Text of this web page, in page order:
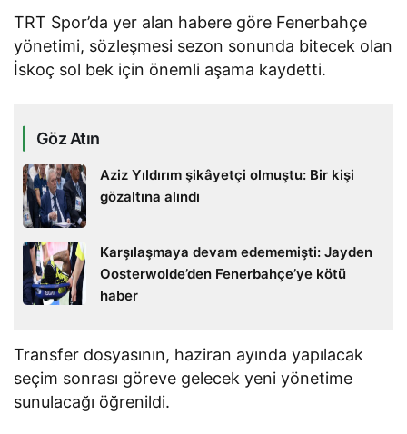
TRT Spor’da yer alan habere göre Fenerbahçe
yönetimi, sözleşmesi sezon sonunda bitecek olan
İskoç sol bek için önemli aşama kaydetti.
Göz Atın
Aziz Yıldırım şikâyetçi olmuştu: Bir kişi
gözaltına alındı
Karşılaşmaya devam edememişti: Jayden
Oosterwolde’den Fenerbahçe’ye kötü
haber
Transfer dosyasının, haziran ayında yapılacak
seçim sonrası göreve gelecek yeni yönetime
sunulacağı öğrenildi.